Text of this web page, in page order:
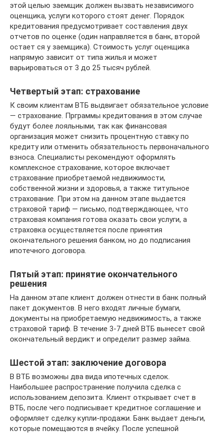
этой целью заемщик должен вызвать независимого
оценщика, услуги которого стоят денег. Порядок
кредитования предусмотривает составления двух
отчетов по оценке (один направляется в банк, второй
остает ся у заемщика). Стоимость услуг оценщика
напрямую зависит от типа жилья и может
варьироваться от 3 до 25 тысяч рублей.
Четвертый этап: страхование
К своим клиентам ВТБ выдвигает обязательное условие
— страхование. Прграммы кредитования в этом случае
будут более лояльными, так как финансовая
организация может снизить процентную ставку по
кредиту или отменить обязательность первоначального
взноса. Специалисты рекомендуют оформлять
комплексное страхование, которое включает
страхование приобретаемой недвижимости,
собственной жизни и здоровья, а также титульное
страхование. При этом на данном этапе выдается
страховой тариф — письмо, подтверждающее, что
страховая компания готова оказать свои услуги, а
страховка осуществляется после принятия
окончательного решения банком, но до подписания
ипотечного договора.
Пятый этап: принятие окончательного
решения
На данном этапе клиент должен отнести в банк полный
пакет документов. В него входят личные бумаги,
документы на приобретаемую недвижимость, а также
страховой тариф. В течение 3-7 дней ВТБ вынесет свой
окончательный вердикт и определит размер займа.
Шестой этап: заключение договора
В ВТБ возможны два вида ипотечных сделок.
Наибольшее распространение получила сделка с
использованием депозита. Клиент открывает счет в
ВТБ, после чего подписывает кредитное соглашение и
оформляет сделку купли-продажи. Банк выдает деньги,
которые помещаются в ячейку. После успешной